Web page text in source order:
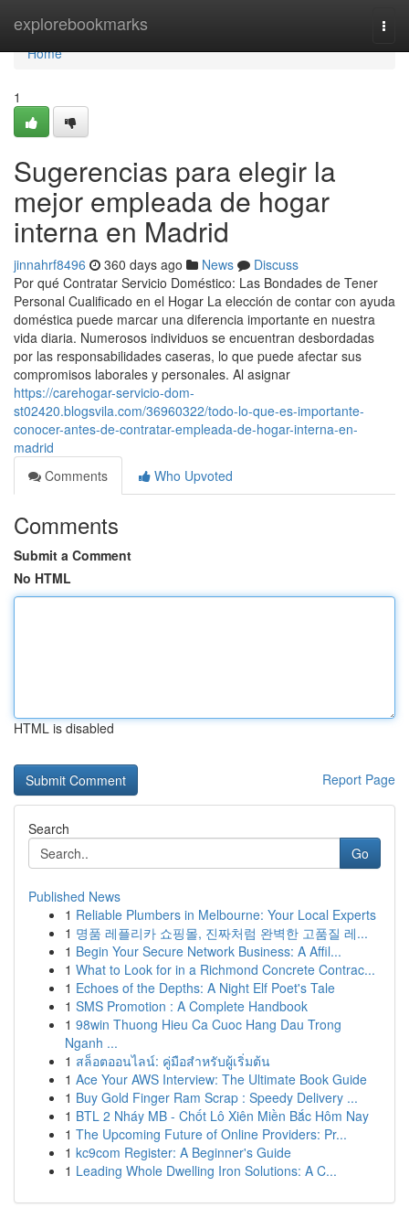
explorebookmarks
Home
Home
1
Sugerencias para elegir la
mejor empleada de hogar
interna en Madrid
jinnahrf8496 360 days ago News
Discuss
Por qué Contratar Servicio Doméstico: Las Bondades de Tener
Personal Cualificado en el Hogar La elección de contar con ayuda
doméstica puede marcar una diferencia importante en nuestra
vida diaria. Numerosos individuos se encuentran desbordadas
por las responsabilidades caseras, lo que puede afectar sus
compromisos laborales y personales. Al asignar
https://carehogar-servicio-dom-
st02420.blogsvila.com/36960322/todo-lo-que-es-importante-
conocer-antes-de-contratar-empleada-de-hogar-interna-en-
madrid
Comments
Who Upvoted
Comments
Submit a Comment
No HTML
HTML is disabled
Report Page
Search
Go
Published News
1 Reliable Plumbers in Melbourne: Your Local Experts
1 명품 레플리카 쇼핑몰, 진짜처럼 완벽한 고품질 레...
1 Begin Your Secure Network Business: A Affil...
1 What to Look for in a Richmond Concrete Contrac...
1 Echoes of the Depths: A Night Elf Poet's Tale
1 SMS Promotion : A Complete Handbook
1 98win Thuong Hieu Ca Cuoc Hang Dau Trong
Nganh ...
1 สล็อตออนไลน์: คู่มือสำหรับผู้เริ่มต้น
1 Ace Your AWS Interview: The Ultimate Book Guide
1 Buy Gold Finger Ram Scrap : Speedy Delivery ...
1 BTL 2 Nháy MB - Chốt Lô Xiên Miền Bắc Hôm Nay
1 The Upcoming Future of Online Providers: Pr...
1 kc9com Register: A Beginner's Guide
1 Leading Whole Dwelling Iron Solutions: A C...